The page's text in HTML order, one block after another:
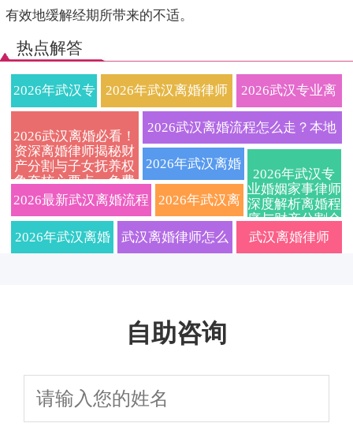
有效地缓解经期所带来的不适。
热点解答
2026年武汉专
流程指南：协
议离婚、诉讼
离婚、财产分
割、子女抚养
2026年武汉离婚律师
权威指南：财产分割
与抚养权纠纷一站式
解决全攻略
2026武汉专业离
婚律师在线免费
财产分割与子女
抚养纠纷，定制
离婚协议服务
2026武汉离婚必看！
资深离婚律师揭秘财
产分割与子女抚养权
争夺核心要点，免费
咨询通道限时开启
2026武汉离婚流程怎么走？本地
婚姻家事律师详解协议与诉讼避
坑要点
2026年武汉离婚
律师费用标准及
流程解析：资深
团队避免踩坑
2026最新武汉离婚流程
及费用标准，专业武汉
附子女抚养权争取策略
2026年武汉离
婚律师费用标
办理全流程与
2026年武汉专
业婚姻家事律师
深度解析离婚程
序与财产分割全
攻略，本地法律
服务精准匹配
2026年武汉离婚
争夺及法律咨询
武汉离婚律师怎么
析，在线咨询助你
武汉离婚律师
自助咨询